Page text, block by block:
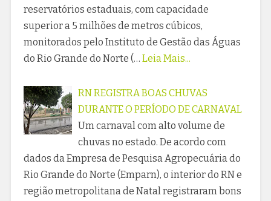
reservatórios estaduais, com capacidade
superior a 5 milhões de metros cúbicos,
monitorados pelo Instituto de Gestão das Águas
do Rio Grande do Norte (… Leia Mais...
RN REGISTRA BOAS CHUVAS
DURANTE O PERÍODO DE CARNAVAL
Um carnaval com alto volume de
chuvas no estado. De acordo com
dados da Empresa de Pesquisa Agropecuária do
Rio Grande do Norte (Emparn), o interior do RN e
região metropolitana de Natal registraram bons